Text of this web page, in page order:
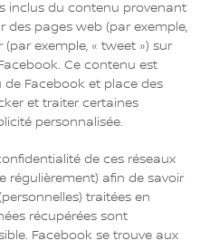
inclus du contenu provenant
pages web (par exemple,
(par exemple, « tweet ») sur
Ce contenu est
Facebook et place des
et traiter certaines
personnalisée.
de ces réseaux
régulièrement) afin de savoir
traitées en
récupérées sont
Facebook se trouve aux